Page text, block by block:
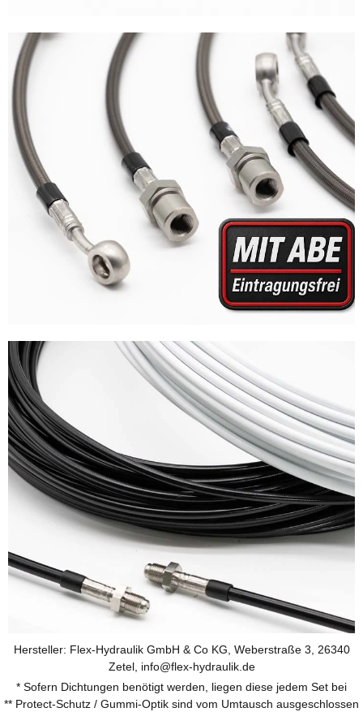
Hersteller: Flex-Hydraulik GmbH & Co KG, Weberstraße 3, 26340
Zetel, info@flex-hydraulik.de
* Sofern Dichtungen benötigt werden, liegen diese jedem Set bei
** Protect-Schutz / Gummi-Optik sind vom Umtausch ausgeschlossen